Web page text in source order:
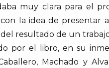
muy clara para el
la idea de presentar
resultado de un
por el libro, en su
Machado y